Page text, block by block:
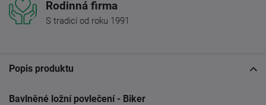
Rodinná firma
S tradicí od roku 1991
Popis produktu
Bavlněné ložní povlečení - Biker